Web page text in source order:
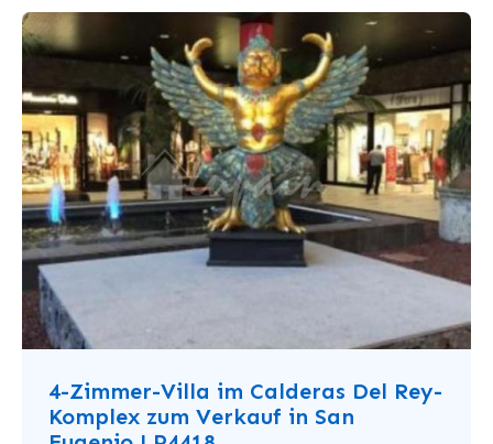
4-Zimmer-Villa im Calderas Del Rey-
Komplex zum Verkauf in San